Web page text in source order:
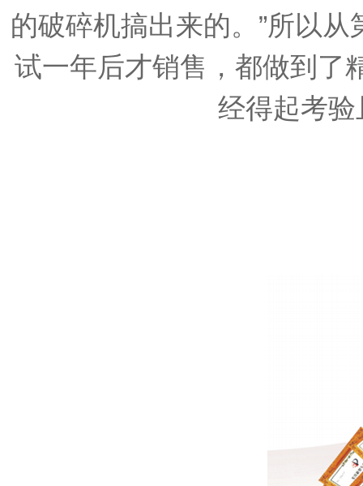
的破碎机搞出来的。”所以
试一年后才销售，都做到了
经得起考